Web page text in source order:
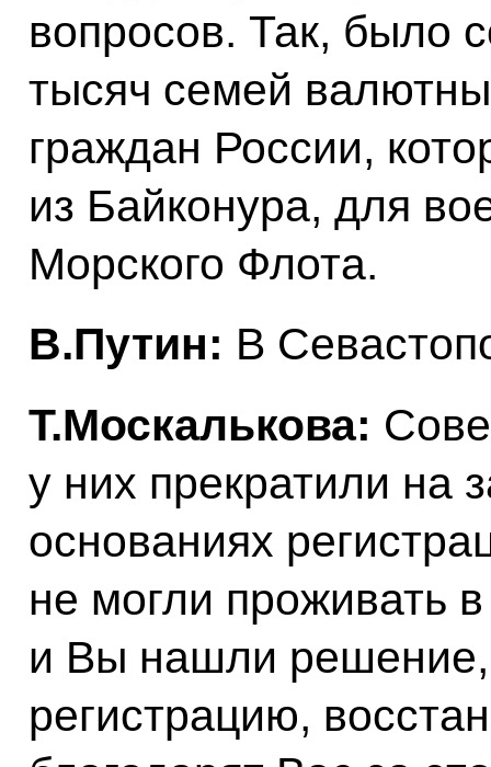
вопросов. Так, было
тысяч семей
граждан России,
из Байконура, для
Морского Флота.
В.Путин: В
Т.Москалькова:
у них прекратили на
основаниях
не могли проживать
и Вы нашли решение,
регистрацию,